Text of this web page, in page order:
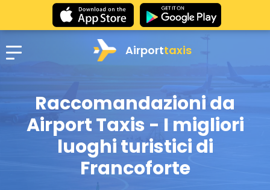
Airporttaxis
Raccomandazioni da
Airport Taxis - I migliori
luoghi turistici di
Francoforte